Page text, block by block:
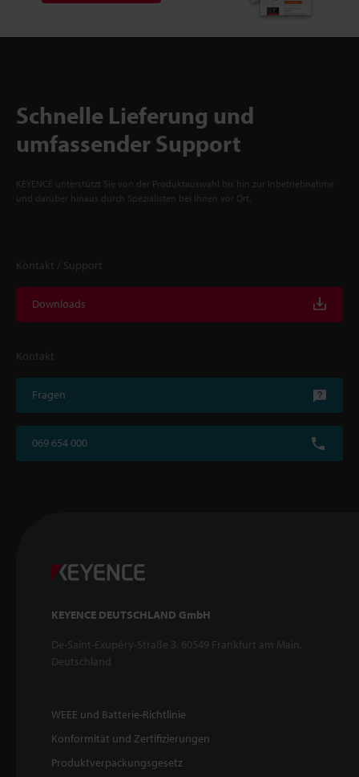
Schnelle Lieferung und
umfassender Support
KEYENCE unterstützt Sie von der Produktauswahl bis hin zur Inbetriebnahme
und darüber hinaus durch Spezialisten bei Ihnen vor Ort.
Kontakt / Support
Downloads
Kontakt
Fragen
069 654 000
KEYENCE DEUTSCHLAND GmbH
De-Saint-Exupéry-Straße 3, 60549 Frankfurt am Main,
Deutschland
WEEE und Batterie-Richtlinie
Konformität und Zertifizierungen
Produktverpackungsgesetz